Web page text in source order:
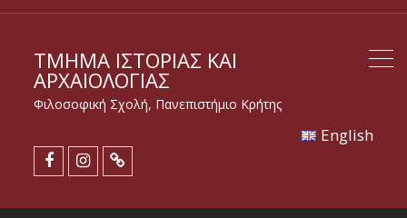
ΤΜΉΜΑ ΙΣΤΟΡΊΑΣ ΚΑΙ
ΑΡΧΑΙΟΛΟΓΊΑΣ
Φιλοσοφική Σχολή, Πανεπιστήμιο Κρήτης
Εnglish